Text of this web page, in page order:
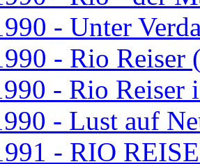
- Unter
- Rio Reiser
- Rio Reiser
- Lust auf
- RIO